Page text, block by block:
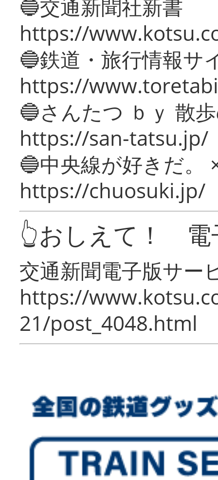
🔵交通新聞社新書
https://
🔵鉄道・旅行情報サ
https://
🔵さんたつ ｂｙ 散
https://san-tatsu.jp/
🔵中央線が好きだ。
https://chuosuki.jp/
👆おしえて！ 電
交通新聞電子版サー
https://
21/post_4048.html